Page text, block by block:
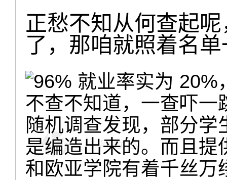
正愁不知从何查起
了，那咱就照着名
不查不知道，一查吓
随机调查发现，部分
是编造出来的。而且
和欧亚学院有着千丝万